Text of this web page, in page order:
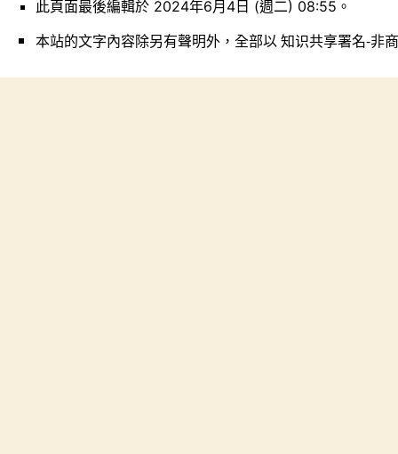
此頁面最後編輯於 2024年6月4日 (週二) 08:55。
本站的文字內容除另有聲明外，全部以知识共享署名-非